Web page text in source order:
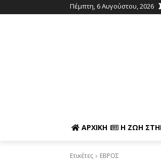
Πέμπτη, 6 Αυγούστου, 2026
ΑΡΧΙΚΉ Η ΖΩΉ
Ετικέτες ΕΒΡΟΣ